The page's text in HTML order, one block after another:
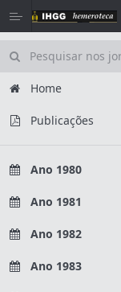
Home
Publicações
Ano 1980
Ano 1981
Ano 1982
Ano 1983